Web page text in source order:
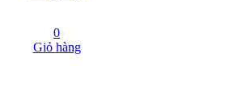
0
Giỏ hàng